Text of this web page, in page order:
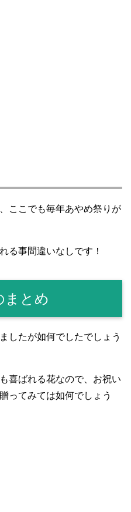
ここでも毎年あやめ祭りが
る事間違いなしです！
まとめ
したが如何でしたでしょう
喜ばれる花なので、お祝い
ってみては如何でしょう